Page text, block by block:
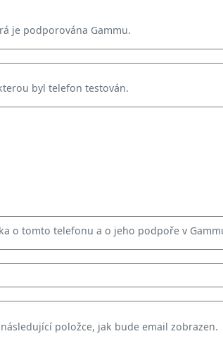
je podporována Gammu.
byl telefon testován.
o tomto telefonu a o jeho podpoře v
položce, jak bude email zobrazen.